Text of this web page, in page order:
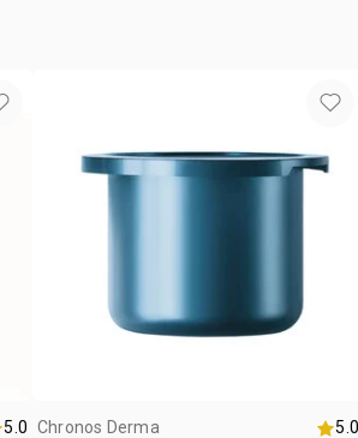
5.0 Chronos Derma 5.0